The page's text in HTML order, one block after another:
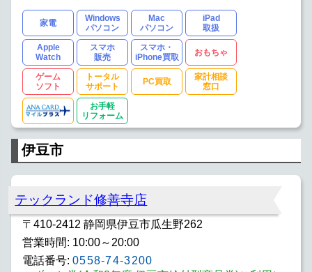
家電
Windows
パソコン
Mac
パソコン
iPad
取扱
Apple
Watch
スマホ
販売
スマホ・
iPhone買取
おもちゃ
ゲーム
ソフト
トータル
サポート
PC買取
家計相談
窓口
お手軽
リフォーム
伊豆市
テックランド修善寺店
〒410-2412 静岡県伊豆市瓜生野262
営業時間: 10:00～20:00
電話番号: 0558-74-3200